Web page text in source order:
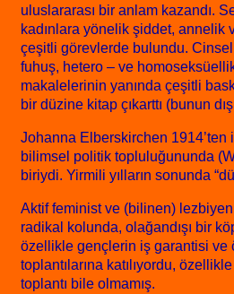
uluslararası bir anlam kazandı.
kadınlara yönelik şiddet, annelik
çeşitli görevlerde bulundu.
fuhuş, hetero – ve
makalelerinin yanında çeşitli
bir düzine kitap çıkarttı (bunun
Johanna Elberskirchen
bilimsel politik topluluğununda
biriydi. Yirmili yılların sonunda
Aktif feminist ve (bilinen)
radikal kolunda, olağandışı bir
özellikle gençlerin iş garantisi ve
toplantılarına katılıyordu,
toplantı bile olmamış.